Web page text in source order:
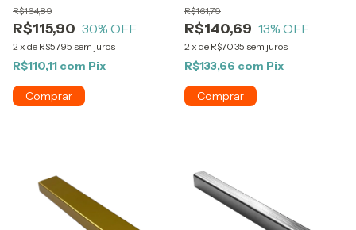
R$115,90
R$164,89
30% OFF
2 x de R$57,95 sem juros
R$110,11 com Pix
R$140,69
R$161,79
13% OFF
2 x de R$70,35 sem juros
R$133,66 com Pix